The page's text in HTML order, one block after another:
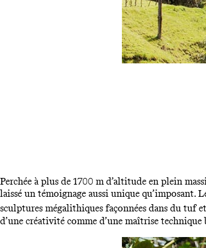
Perchée à plus de 1700 m d’altitude en plein
laissé un témoignage aussi unique qu’imposant.
sculptures mégalithiques façonnées dans du tuf et
d’une créativité comme d’une maîtrise